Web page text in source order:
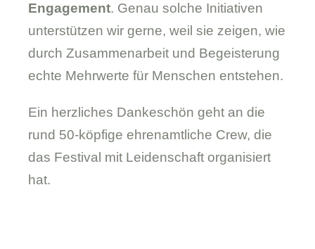
Engagement. Genau solche Initiativen
unterstützen wir gerne, weil sie zeigen, wie
durch Zusammenarbeit und Begeisterung
echte Mehrwerte für Menschen entstehen.
Ein herzliches Dankeschön geht an die
rund 50-köpfige ehrenamtliche Crew, die
das Festival mit Leidenschaft organisiert
hat.